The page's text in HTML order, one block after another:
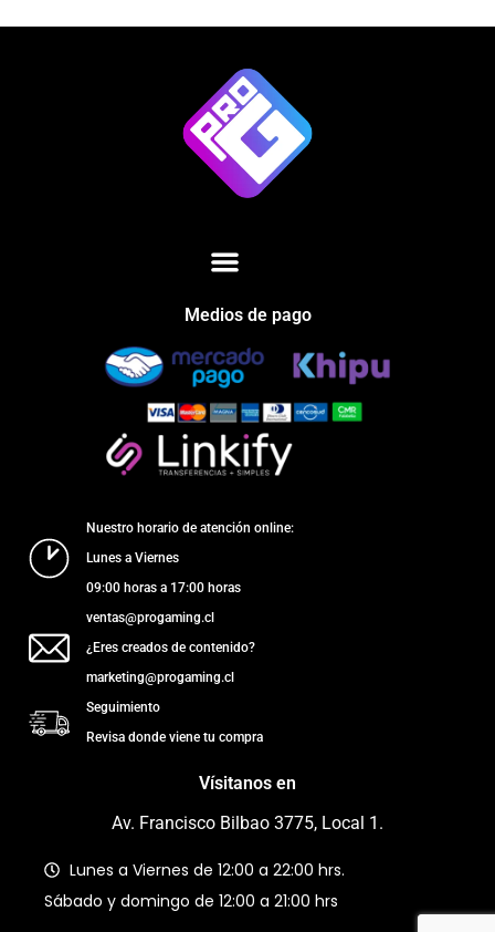
Medios de pago
Nuestro horario de atención online:
Lunes a Viernes
09:00 horas a 17:00 horas
ventas@progaming.cl
¿Eres creados de contenido?
marketing@progaming.cl
Seguimiento
Revisa donde viene tu compra
Vísitanos en
Av. Francisco Bilbao 3775, Local 1.
Lunes a Viernes de 12:00 a 22:00 hrs.
Sábado y domingo de 12:00 a 21:00 hrs